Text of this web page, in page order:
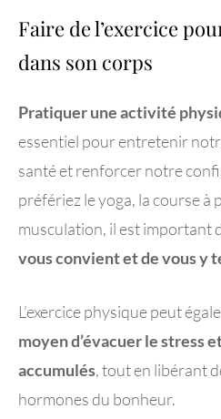
Faire de l’exercice
dans son corps
Pratiquer une activité
essentiel pour entretenir
santé et renforcer notre
préfériez le yoga, la course à
musculation, il est important
vous convient et de vous y
L’exercice physique peut
moyen d’évacuer le stress
accumulés, tout en libérant
hormones du bonheur.